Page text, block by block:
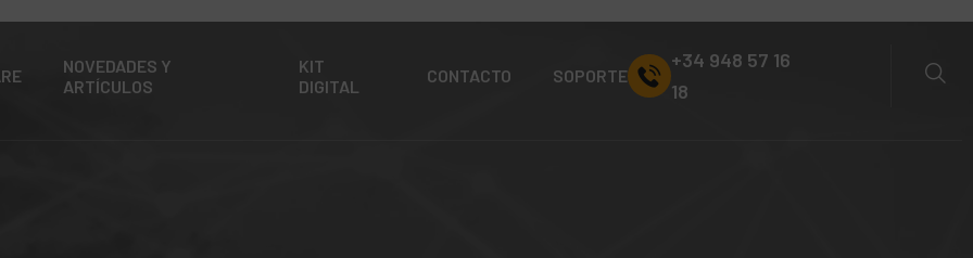
NOVEDADES Y
ARTÍCULOS
KIT
DIGITAL
CONTACTO SOPORTE
+34 948 57 16
18